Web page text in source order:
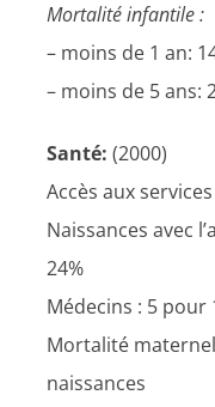
Mortalité infantile :
– moins de 1 an:
– moins de 5 ans:
Santé: (2000)
Accès aux
Naissances avec
24%
Médecins : 5 pour
Mortalité
naissances